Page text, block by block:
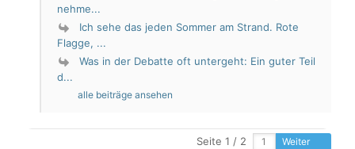
nehme...
Ich sehe das jeden Sommer am Strand. Rote
Flagge, ...
Was in der Debatte oft untergeht: Ein guter Teil
d...
alle beiträge ansehen
Seite 1 / 2 Weiter